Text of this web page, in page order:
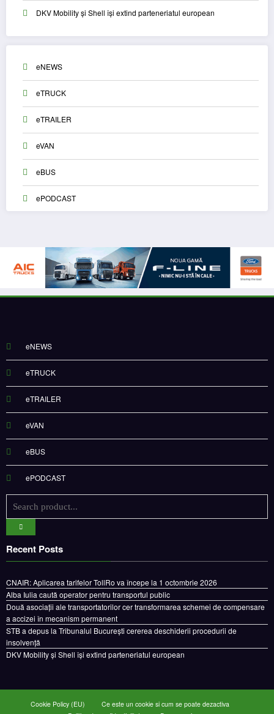
DKV Mobility și Shell își extind parteneriatul european
eNEWS
eTRUCK
eTRAILER
eVAN
eBUS
ePODCAST
eNEWS
eTRUCK
eTRAILER
eVAN
eBUS
ePODCAST
Recent Posts
CNAIR: Aplicarea tarifelor TollRo va începe la 1 octombrie 2026
Alba Iulia caută operator pentru transportul public
Două asociații ale transportatorilor cer transformarea schemei de compensare
a accizei în mecanism permanent
STB a depus la Tribunalul București cererea deschiderii procedurii de
insolvență
DKV Mobility și Shell își extind parteneriatul european
Cookie Policy (EU)
Ce este un cookie si cum se poate dezactiva